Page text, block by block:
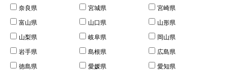
奈良県
宮城県
宮崎県
富山県
山口県
山形県
山梨県
岐阜県
岡山県
岩手県
島根県
広島県
徳島県
愛媛県
愛知県